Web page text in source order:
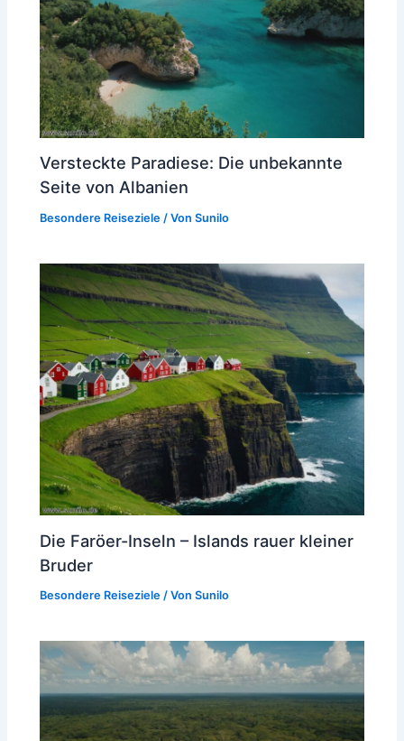
Versteckte Paradiese: Die unbekannte
Seite von Albanien
Besondere Reiseziele / VonSunilo
Die Faröer-Inseln – Islands rauer kleiner
Bruder
Besondere Reiseziele / VonSunilo